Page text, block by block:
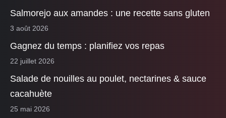
Salmorejo aux amandes : une recette sans gluten
3 août 2026
Gagnez du temps : planifiez vos repas
22 juillet 2026
Salade de nouilles au poulet, nectarines & sauce
cacahuète
25 mai 2026